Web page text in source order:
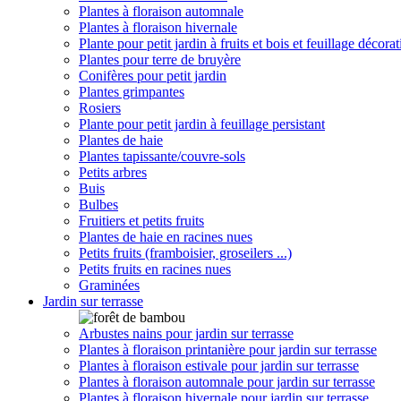
Plantes à floraison automnale
Plantes à floraison hivernale
Plante pour petit jardin à fruits et bois et feuillage
Plantes pour terre de bruyère
Conifères pour petit jardin
Plantes grimpantes
Rosiers
Plante pour petit jardin à feuillage persistant
Plantes de haie
Plantes tapissante/couvre-sols
Petits arbres
Buis
Bulbes
Fruitiers et petits fruits
Plantes de haie en racines nues
Petits fruits (framboisier, groseilers ...)
Petits fruits en racines nues
Graminées
Jardin sur terrasse
Arbustes nains pour jardin sur terrasse
Plantes à floraison printanière pour jardin sur terrasse
Plantes à floraison estivale pour jardin sur terrasse
Plantes à floraison automnale pour jardin sur terrasse
Plantes à floraison hivernale pour jardin sur terrasse